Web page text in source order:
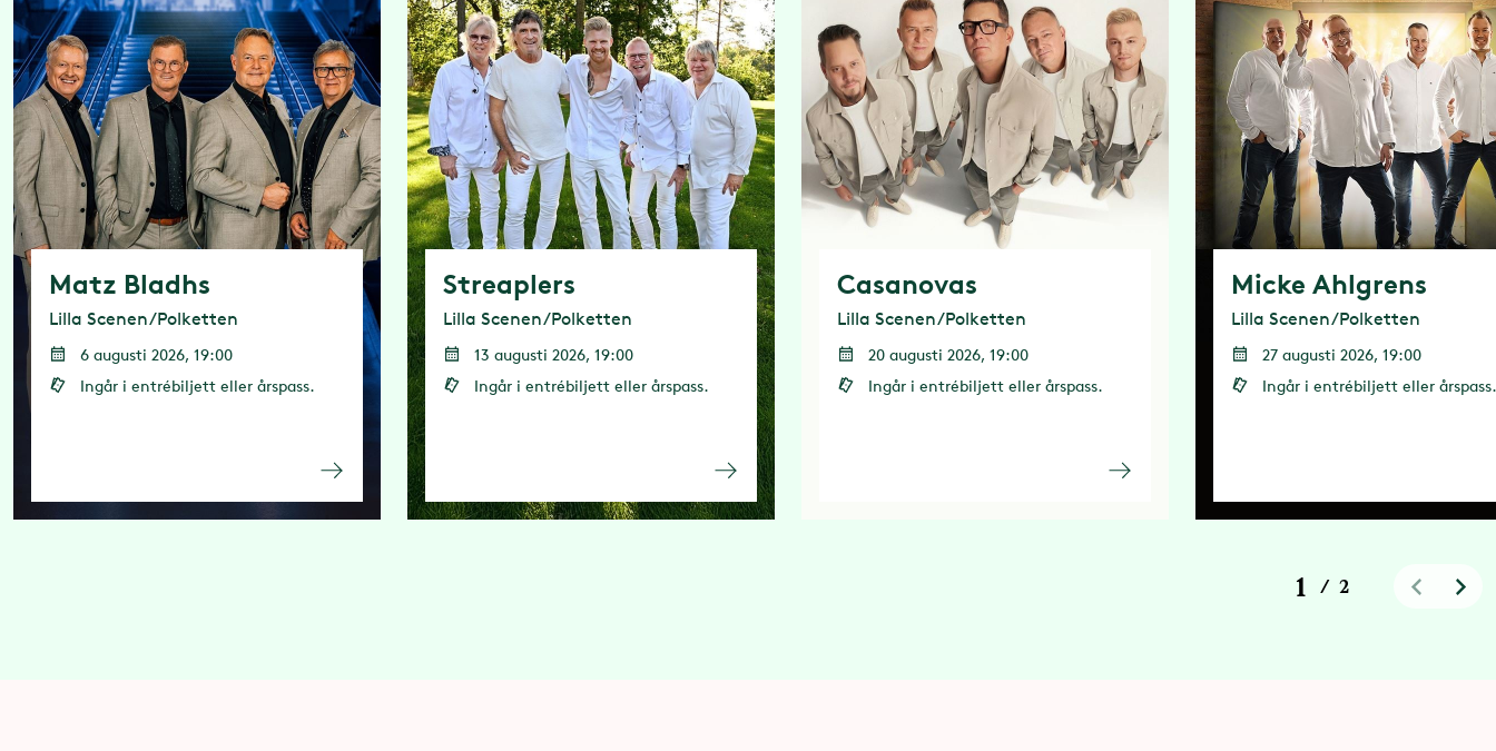
Matz Bladhs
Lilla Scenen/Polketten
6 augusti 2026, 19:00
Ingår i entrébiljett eller årspass.
Streaplers
Lilla Scenen/Polketten
13 augusti 2026, 19:00
Ingår i entrébiljett eller årspass.
Casanovas
Lilla Scenen/Polketten
20 augusti 2026, 19:00
Ingår i entrébiljett eller årspass.
Micke Ahlgrens
Lilla Scenen/Polketten
27 augusti 2026, 19:00
Ingår i entrébiljett eller årspass.
1 / 2